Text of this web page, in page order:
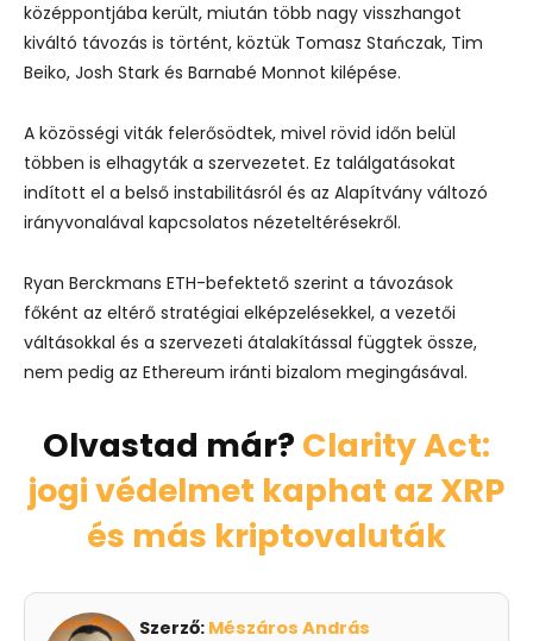
középpontjába került, miután több nagy visszhangot
kiváltó távozás is történt, köztük Tomasz Stańczak, Tim
Beiko, Josh Stark és Barnabé Monnot kilépése.
A közösségi viták felerősödtek, mivel rövid időn belül
többen is elhagyták a szervezetet. Ez találgatásokat
indított el a belső instabilitásról és az Alapítvány változó
irányvonalával kapcsolatos nézeteltérésekről.
Ryan Berckmans ETH-befektető szerint a távozások
főként az eltérő stratégiai elképzelésekkel, a vezetői
váltásokkal és a szervezeti átalakítással függtek össze,
nem pedig az Ethereum iránti bizalom megingásával.
Olvastad már? Clarity Act:
jogi védelmet kaphat az XRP
és más kriptovaluták
Szerző: Mészáros András